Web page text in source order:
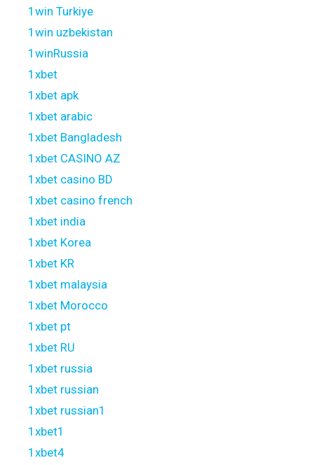
1win Turkiye
1win uzbekistan
1winRussia
1xbet
1xbet apk
1xbet arabic
1xbet Bangladesh
1xbet CASINO AZ
1xbet casino BD
1xbet casino french
1xbet india
1xbet Korea
1xbet KR
1xbet malaysia
1xbet Morocco
1xbet pt
1xbet RU
1xbet russia
1xbet russian
1xbet russian1
1xbet1
1xbet4